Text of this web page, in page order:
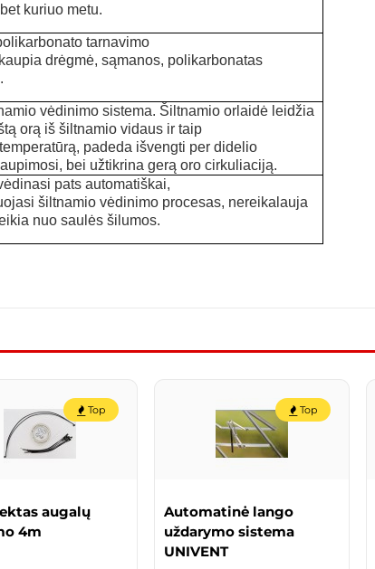
kuriuo metu.
tarnavimo
ia drėgmė, sąmanos, polikarbonatas
vėdinimo sistema. Šiltnamio orlaidė leidžia
orą iš šiltnamio vidausir taip
temperatūrą, padeda išvengti per didelio
bei užtikrina gerą oro cirkuliaciją.
ėdinasi pats automatiškai,
šiltnamio vėdinimo procesas, nereikalauja
nuo saulės šilumos.
Top
augalų
4m
Top
Automatinė lango
uždarymo sistema
UNIVENT